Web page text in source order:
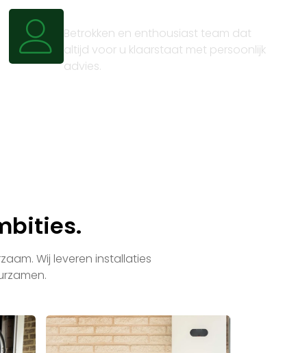
Persoonlijk advies
Betrokken en enthousiast team dat
altijd voor u klaarstaat met persoonlijk
advies.
Wij leveren installaties